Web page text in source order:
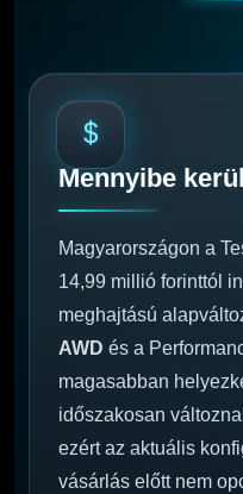
Mennyibe
Magyarországon a
14,99 millió forinttól
meghajtású
AWD és a
magasabban
időszakosan
ezért az aktuális
vásárlás előtt nem